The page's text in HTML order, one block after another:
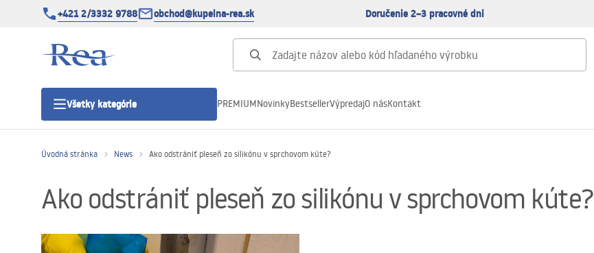
+421 2/3332 9788 obchod@kupelna-rea.sk Doručenie 2–3 pracovné dni
Všetky kategórie
Sprchové dvere
Sprchové vaničky
PREMIUMNovinkyBestsellerVýpredajO násKontakt
Úvodná stránka News Ako odstrániť pleseň zo silikónu v sprchovom kúte?
Ako odstrániť pleseň zo silikónu v sprchovom kúte?